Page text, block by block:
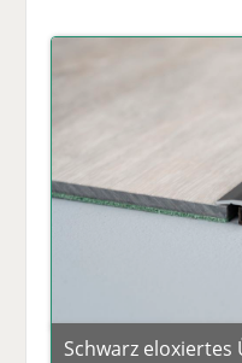
Schwarz